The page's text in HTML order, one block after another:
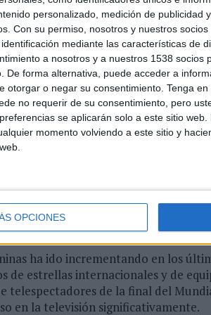
personalizado, medición de publicidad
Con su permiso, nosotros y nuestros
mediante las características de
a nosotros y a nuestros 1538 socios
De forma alternativa, puede acceder a
otorgar o negar su consentimiento. Tenga
no requerir de su consentimiento, pero
se aplicarán solo a este sitio
momento volviendo a este sitio y
OPCIONES
de la Copa de la Reina ha
al año anterior y ya supone el
En el caso de la Champions se
Y es que la final de la
equipo español – no obtuvo el
ningún equipo español como
hay que tener en cuenta que el
que se evidencia en el estudio a
El personaje más destacado
visibilidad fue la rueda de
victoria en la final.
ha ido incrementando en los
estrellas internacionales y de
telespectadores de la final del
en la televisión significativamente.